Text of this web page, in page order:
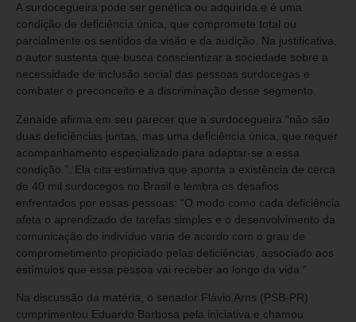
A surdocegueira pode ser genética ou adquirida e é uma
condição de deficiência única, que compromete total ou
parcialmente os sentidos da visão e da audição. Na justificativa,
o autor sustenta que busca conscientizar a sociedade sobre a
necessidade de inclusão social das pessoas surdocegas e
combater o preconceito e a discriminação desse segmento.
Zenaide afirma em seu parecer que a surdocegueira “não são
duas deficiências juntas, mas uma deficiência única, que requer
acompanhamento especializado para adaptar-se a essa
condição.”. Ela cita estimativa que aponta a existência de cerca
de 40 mil surdocegos no Brasil e lembra os desafios
enfrentados por essas pessoas: “O modo como cada deficiência
afeta o aprendizado de tarefas simples e o desenvolvimento da
comunicação do indivíduo varia de acordo com o grau de
comprometimento propiciado pelas deficiências, associado aos
estímulos que essa pessoa vai receber ao longo da vida.”
Na discussão da matéria, o senador Flávio Arns (PSB-PR)
cumprimentou Eduardo Barbosa pela iniciativa e chamou